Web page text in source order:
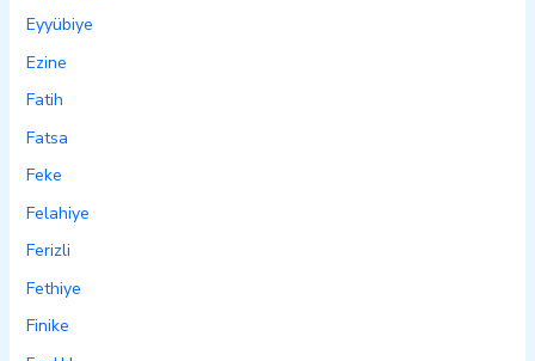
Eyyübiye
Ezine
Fatih
Fatsa
Feke
Felahiye
Ferizli
Fethiye
Finike